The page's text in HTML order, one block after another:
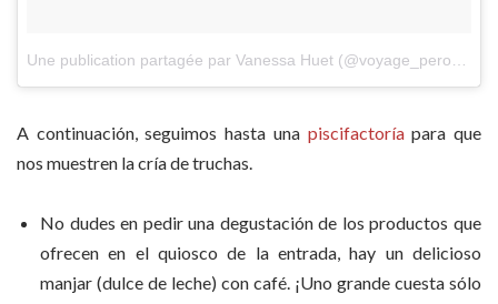
A continuación, seguimos hasta una piscifactoríapara que
nos muestren la cría de truchas.
No dudes en pedir una degustación de los productos que
ofrecen en el quiosco de la entrada, hay un delicioso
manjar (dulce de leche) con café. ¡Uno grande cuesta sólo